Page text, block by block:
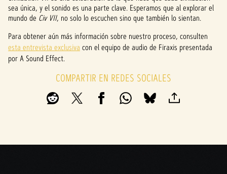
l
a
y
repro
sea única, y el sonido es una parte clave. Esperamos que al explorar el
mundo de Civ VII, no solo lo escuchen sino que también lo sientan.
Para obtener aún más información sobre nuestro proceso, consulten
esta entrevista exclusiva con el equipo de audio de Firaxis presentada
por A Sound Effect.
COMPARTIR EN REDES SOCIALES